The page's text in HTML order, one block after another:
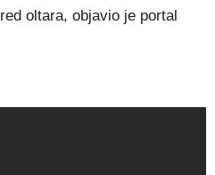
oltara, objavio je portal